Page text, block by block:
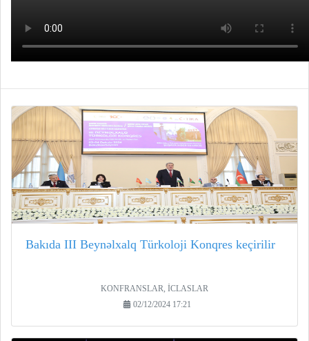
Bakıda III Beynəlxalq Türkoloji Konqres keçirilir
KONFRANSLAR, İCLASLAR
02/12/2024 17:21